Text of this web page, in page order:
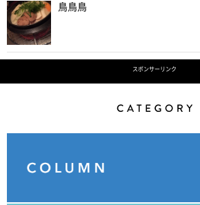
鳥鳥鳥
スポンサーリンク